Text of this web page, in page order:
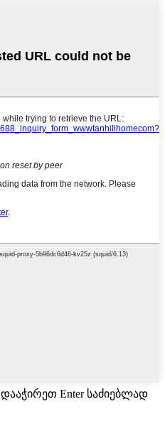
დააჭირეთ Enter საძიებლად